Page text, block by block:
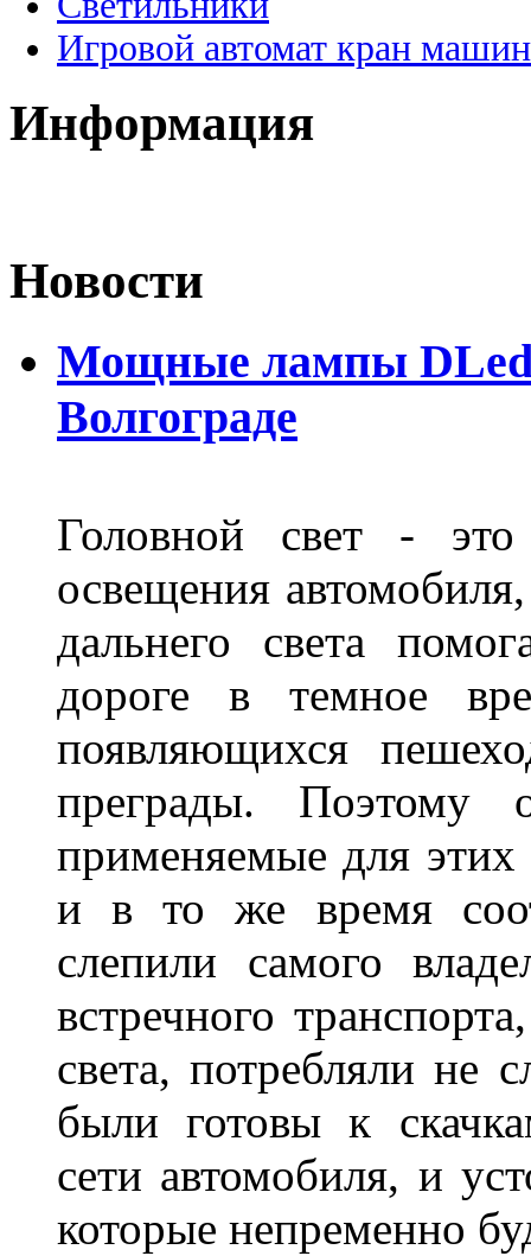
Игровой автомат кран
Информация
Новости
Мощные лампы DLed
Волгограде
Головной свет -
освещения
дальнего света
дороге в темное
появляющихся
преграды. Поэтому
применяемые для
и в то же время
слепили самого
встречного
света, потребляли не
были готовы к
сети автомобиля, и
которые непременно